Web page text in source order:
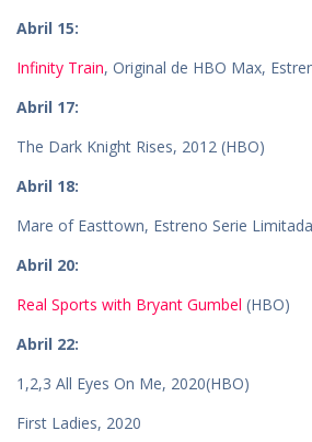
Abril 15:
Infinity Train, Original de HBO Max,
Abril 17:
The Dark Knight Rises, 2012 (HBO)
Abril 18:
Mare of Easttown, Estreno Serie
Abril 20:
Real Sports with Bryant Gumbel (HBO)
Abril 22:
1,2,3 All Eyes On Me, 2020(HBO)
First Ladies, 2020